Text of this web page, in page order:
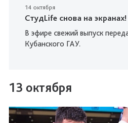
14 октября
СтудLife снова на экранах!
В эфире свежий выпуск
Кубанского ГАУ.
13 октября